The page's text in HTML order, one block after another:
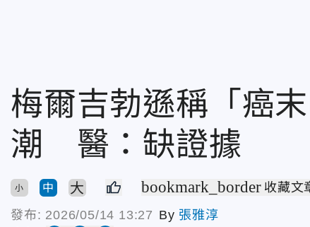
梅爾吉勃遜稱「癌
潮 醫：缺證據
小 中 大 bookmark_border 收藏文
發布: 2026/05/14 13:27 By 張雅淳